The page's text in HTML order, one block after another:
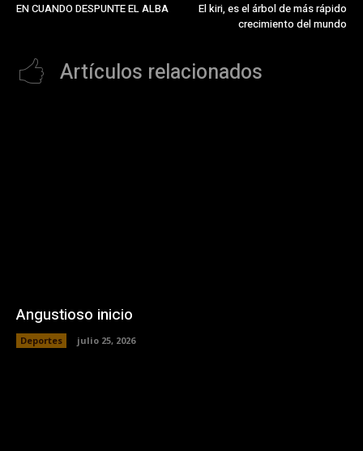
EN CUANDO DESPUNTE EL ALBA
El kiri, es el árbol de más rápido
crecimiento del mundo
Artículos relacionados
Angustioso inicio
Deportes julio 25, 2026